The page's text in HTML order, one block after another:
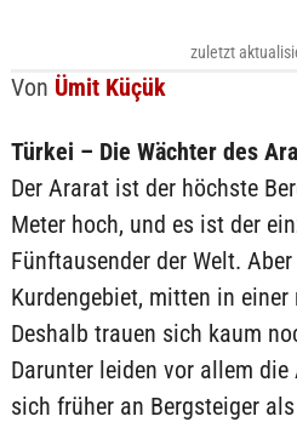
Von Ümit Küçük
zuletzt
Türkei – Die Wächter des
Der Ararat ist der höchste
Meter hoch, und es ist der
Fünftausender der Welt.
Kurdengebiet, mitten in
Deshalb trauen sich kaum
Darunter leiden vor allem
sich früher an Bergsteiger